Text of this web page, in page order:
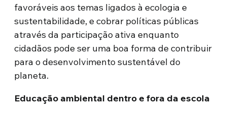
favoráveis aos temas ligados à ecologia e
sustentabilidade, e cobrar políticas públicas
através da participação ativa enquanto
cidadãos pode ser uma boa forma de contribuir
para o desenvolvimento sustentável do
planeta.
Educação ambiental dentro e fora da escola